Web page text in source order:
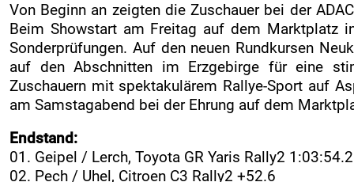
Von Beginn an zeigten die Zuschauer bei der
Beim Showstart am Freitag auf dem Marktplatz
Sonderprüfungen. Auf den neuen Rundkursen
auf den Abschnitten im Erzgebirge für eine
Zuschauern mit spektakulärem Rallye-Sport auf
am Samstagabend bei der Ehrung auf dem
Endstand:
01. Geipel / Lerch, Toyota GR Yaris Rally2 1:03:54.2
02. Pech / Uhel, Citroen C3 Rally2 +52.6